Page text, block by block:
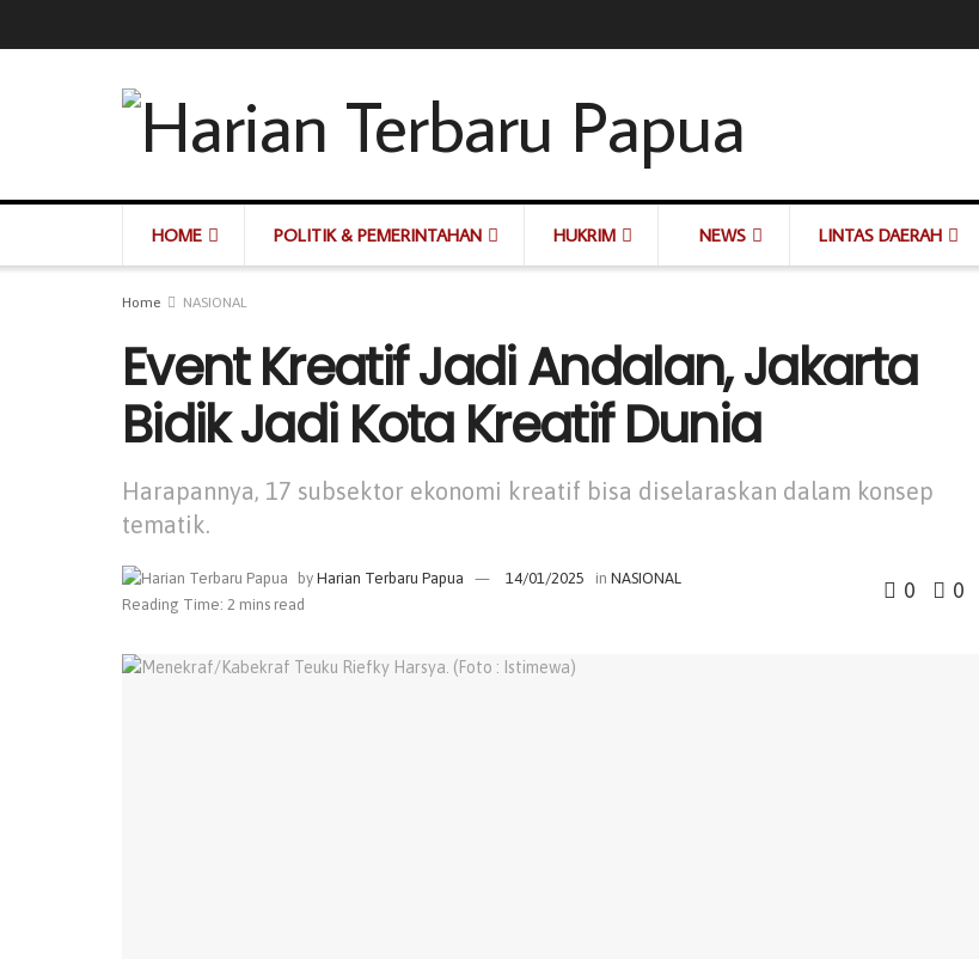
HOME POLITIK & PEMERINTAHAN HUKRIM NEWS LINTAS DAERAH
Home NASIONAL
Event Kreatif Jadi Andalan, Jakarta
Bidik Jadi Kota Kreatif Dunia
Harapannya, 17 subsektor ekonomi kreatif bisa diselaraskan dalam konsep
tematik.
by Harian Terbaru Papua 14/01/2025 in NASIONAL
Reading Time: 2 mins read
0 0